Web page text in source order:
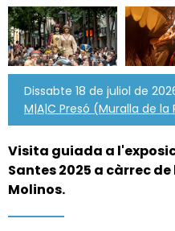
Dissabte 18 de juliol de
M|A|C Presó (Muralla de la
Visita guiada a
Santes 2025 a càrrec
Molinos.